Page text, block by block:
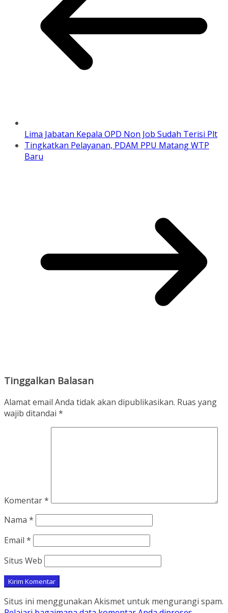
Lima Jabatan Kepala OPD Non Job Sudah Terisi Plt
Tingkatkan Pelayanan, PDAM PPU Matang WTP
Baru
Tinggalkan Balasan
Alamat email Anda tidak akan dipublikasikan. Ruas yang
wajib ditandai *
Komentar*
Nama *
Email *
Situs Web
Situs ini menggunakan Akismet untuk mengurangi spam.